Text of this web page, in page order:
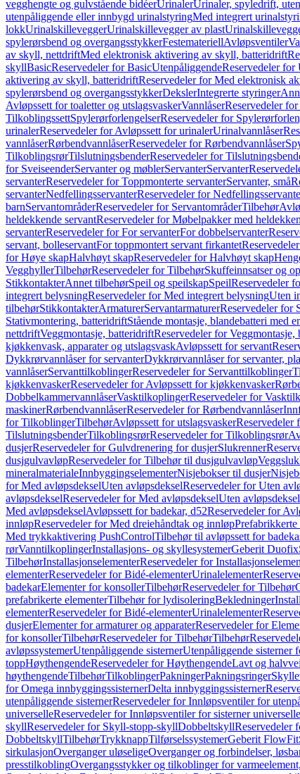
vegghengte og gulvstående bidéerUrinalerUrinaler, spyledrift,
utenpåliggende eller innbygd urinalstyringMed integrert
lokkUrinalskilleveggerUrinalskillevegger av plast
spylerørsbend og overgangsstykkerFestemateriellAvløpsventiler
av skyll, nettdriftMed elektronisk aktivering av skyll, batteridrift
skyllBasicReservedeler for BasicUtenpåliggendeReservedeler for
aktivering av skyll, batteridriftReservedeler for Med elektronisk
spylerørsbend og overgangsstykkerDekslerIntegrerte styringer
Avløpssett for toaletter og utslagsvaskerVannlåserReservedeler
TilkoblingssettSpylerørforlengelserReservedeler for
urinalerReservedeler for Avløpssett for urinalerUrinalvannlåser
vannlåserRørbendvannlåserReservedeler for Rørbendvannlåser
TilkoblingsrørTilslutningsbenderReservedeler for
for SveiseenderServanter og møblerServanterServanter
servanterReservedeler for Toppmonterte servanterServanter, små
servanterNedfellingsservanterReservedeler for
barnServantområderReservedeler for ServantområderTilbehør
heldekkende servantReservedeler for Møbelpakker med
servanterReservedeler for For servanterFor dobbelservanter
servant, bolleservantFor toppmontert servant firkantet
for Høye skapHalvhøyt skapReservedeler for Halvhøyt skap
VegghyllerTilbehørReservedeler for TilbehørSkuffeinnsatser og
StikkontakterAnnet tilbehørSpeil og speilskapSpeilReservedeler
integrert belysningReservedeler for Med integrert belysningUten
tilbehørStikkontakterArmaturerServantarmaturerReservedeler for
Stativmontering, batteridriftStående montasje, blandebatteri med
nettdriftVeggmontasje, batteridriftReservedeler for Veggmontasje,
kjøkkenvask, apparater og utslagsvaskAvløpssett for servant
Dykkrørvannlåser for servanterDykkrørvannlåser for servanter,
vannlåserServanttilkoblingerReservedeler for Servanttilkoblinger
kjøkkenvaskerReservedeler for Avløpssett for kjøkkenvasker
DobbelkammervannlåserVasktilkoplingerReservedeler for
maskinerRørbendvannlåserReservedeler for Rørbendvannlåser
for TilkoblingerTilbehørAvløpssett for utslagsvaskerReservedeler
TilslutningsbenderTilkoblingsrørReservedeler for Tilkoblingsrør
dusjerReservedeler for Gulvdrenering for dusjerSlukrenner
dusjgulvavløpReservedeler for Tilbehør til dusjgulvavløpVeggsluk
mineralmaterialeInnbyggingselementerNisjebokser til dusjer
for Med avløpsdekselUten avløpsdekselReservedeler for Uten
avløpsdekselReservedeler for Med avløpsdekselUten avløpsdeksel
Med avløpsdekselAvløpssett for badekar, d52Reservedeler for
innløpReservedeler for Med dreiehåndtak og innløp
Med trykkaktivering PushControlTilbehør til avløpssett for
rørVanntilkoplingerInstallasjons- og skyllesystemerGeberit Duofix
TilbehørInstallasjonselementerReservedeler for
elementerReservedeler for Bidé-elementerUrinalelementer
badekarElementer for konsollerTilbehørReservedeler for Tilbehør
prefabrikerte elementerTilbehør for lydisoleringBekledninger
elementerReservedeler for Bidé-elementerUrinalelementer
dusjerElementer for armaturer og apparaterReservedeler for
for konsollerTilbehørReservedeler for TilbehørTilbehør
avløpssystemerUtenpåliggende sisternerUtenpåliggende sisterner
toppHøythengendeReservedeler for HøythengendeLavt og
høythengendeTilbehørTilkoblingerPakningerPakningsringer
for Omega innbyggingssisternerDelta innbyggingssisterner
utenpåliggende sisternerReservedeler for Innløpsventiler for
universelleReservedeler for Innløpsventiler for sisterner universelle
skyllReservedeler for Skyll-stopp-skyllDobbeltskyllReservedeler
DobbeltskyllTilbehørTrykknappTilførselssystemerGeberit FlowFit
sirkulasjonOverganger uløseligeOverganger og forbindelser,
presstilkoblingOvergangsstykker og tilkoblinger for